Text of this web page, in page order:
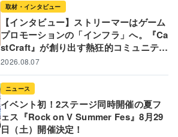
取材・インタビュー
【インタビュー】ストリーマーはゲーム
プロモーションの「インフラ」へ。『Ca
stCraft』が創り出す熱狂的コミュニティ
と新たなゲームPR戦略
2026.08.07
ニュース
イベント初！2ステージ同時開催の夏フ
ェス『Rock on V Summer Fes』8月29
日（土）開催決定！